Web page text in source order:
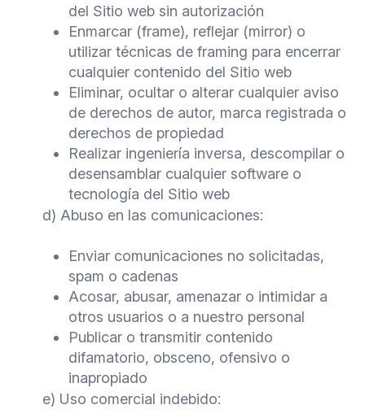
del Sitio web sin autorización
Enmarcar (frame), reflejar (mirror) o
utilizar técnicas de framing para encerrar
cualquier contenido del Sitio web
Eliminar, ocultar o alterar cualquier aviso
de derechos de autor, marca registrada o
derechos de propiedad
Realizar ingeniería inversa, descompilar o
desensamblar cualquier software o
tecnología del Sitio web
d) Abuso en las comunicaciones:
Enviar comunicaciones no solicitadas,
spam o cadenas
Acosar, abusar, amenazar o intimidar a
otros usuarios o a nuestro personal
Publicar o transmitir contenido
difamatorio, obsceno, ofensivo o
inapropiado
e) Uso comercial indebido: